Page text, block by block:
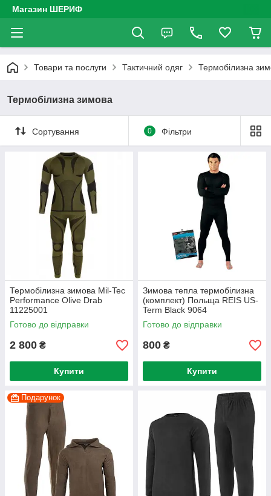
Магазин ШЕРИФ
Товари та послуги Тактичний одяг Термобілизна
Термобілизна зимова
Сортування 0 Фільтри
Термобілизна зимова Mil-Tec
Performance Olive Drab
11225001
Готово до відправки
2 800 ₴
Купити
Зимова тепла термобілизна
(комплект) Польща REIS US-
Term Black 9064
Готово до відправки
800 ₴
Купити
Подарунок